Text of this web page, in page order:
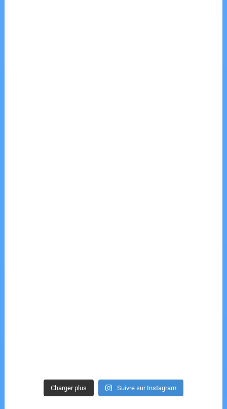
Charger plus Suivre sur Instagram